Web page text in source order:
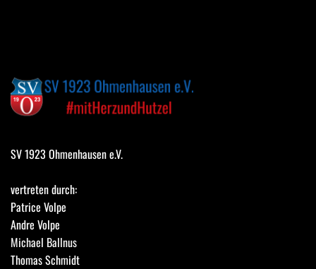
SV 1923 Ohmenhausen e.V.
vertreten durch:
Patrice Volpe
Andre Volpe
Michael Ballnus
Thomas Schmidt